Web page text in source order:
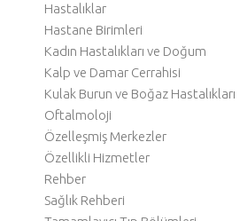
Hastalıklar
Hastane Birimleri
Kadın Hastalıkları ve Doğum
Kalp ve Damar Cerrahisi
Kulak Burun ve Boğaz Hastalıkları
Oftalmoloji
Özelleşmiş Merkezler
Özellikli Hizmetler
Rehber
Sağlık Rehberi